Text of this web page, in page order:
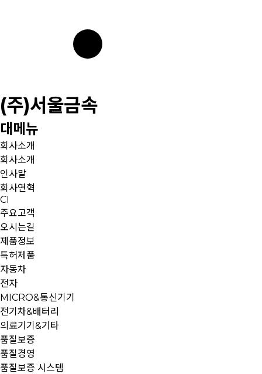
(주)서울금속
대메뉴
회사소개
회사소개
인사말
회사연혁
CI
주요고객
오시는길
제품정보
특허제품
자동차
전자
MICRO&통신기기
전기차&배터리
의료기기&기타
품질보증
품질경영
품질보증 시스템